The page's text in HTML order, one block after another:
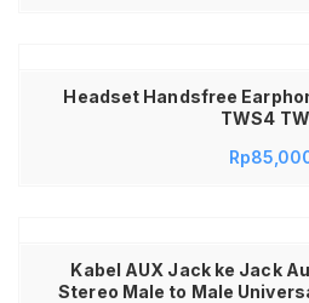
Headset Handsfree
TWS4
Rp
Kabel AUX Jack ke Jack
Stereo Male to Male